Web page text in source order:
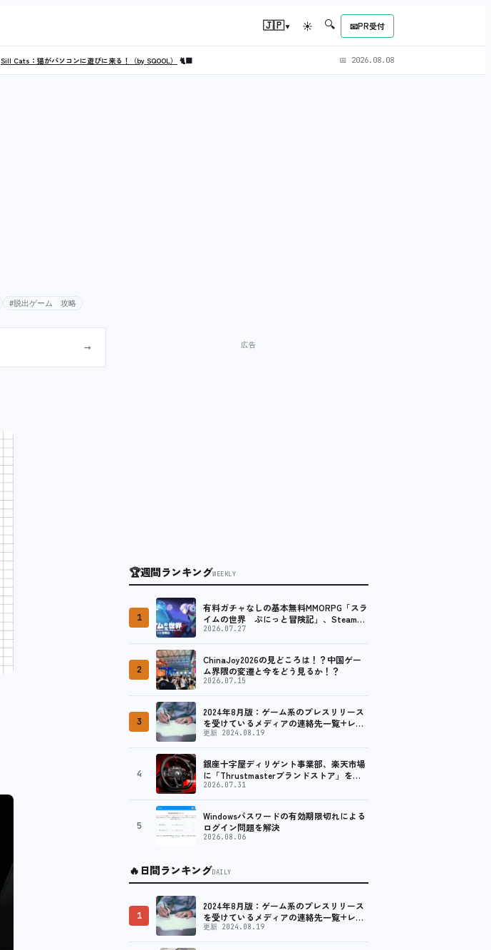
🇯🇵▾ ☀ 🔍 📧PR受付
Sill Cats：猫がパソコンに遊びに来る！（by SQOOL） 🐈‍⬛ 📅 2026.08.08
#脱出ゲーム 攻略
→
🏆週間ランキングWEEKLY
1
有料ガチャなしの基本無料MMORPG「スラ
イムの世界 ぷにっと冒険記」、Steam向
けの無料体験版が8月末に配信決定
2026.07.27
2
ChinaJoy2026の見どころは！？中国ゲー
ム界隈の変遷と今をどう見るか！？
2026.07.15
3
2024年8月版：ゲーム系のプレスリリース
を受けているメディアの連絡先一覧+レビ
ュー依頼先一覧
更新 2024.08.19
4
銀座十字屋ディリゲント事業部、楽天市場
に「Thrustmasterブランドストア」をオ
ープン。記念キャンペーンでポイントアッ
ローラーを中心に、幅広くラインナップ
2026.07.31
5
Windowsパスワードの有効期限切れによる
ログイン問題を解決
2026.08.06
🔥日間ランキングDAILY
1
2024年8月版：ゲーム系のプレスリリース
を受けているメディアの連絡先一覧+レビ
ュー依頼先一覧
更新 2024.08.19